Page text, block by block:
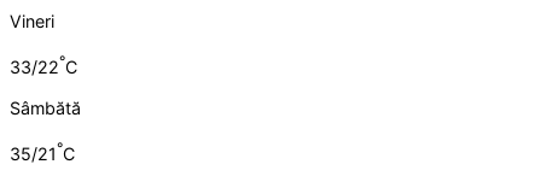
Vineri
33/22°C
Sâmbătă
35/21°C